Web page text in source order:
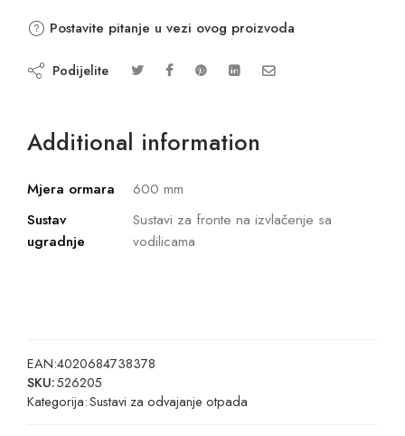
Postavite pitanje u vezi ovog proizvoda
Podijelite
Additional information
Mjera ormara
600 mm
Sustav
ugradnje
Sustavi za fronte na izvlačenje sa
vodilicama
EAN:4020684738378
SKU:526205
Kategorija:Sustavi za odvajanje otpada